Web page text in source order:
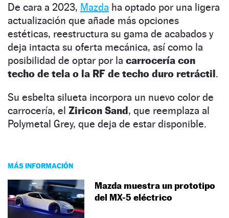
De cara a 2023, Mazda ha optado por una ligera
actualización que añade más opciones
estéticas, reestructura su gama de acabados y
deja intacta su oferta mecánica, así como la
posibilidad de optar por la carrocería con
techo de tela o la RF de techo duro retráctil.
Su esbelta silueta incorpora un nuevo color de
carrocería, el Ziricon Sand, que reemplaza al
Polymetal Grey, que deja de estar disponible.
MÁS INFORMACIÓN
Mazda muestra un prototipo
del MX-5 eléctrico